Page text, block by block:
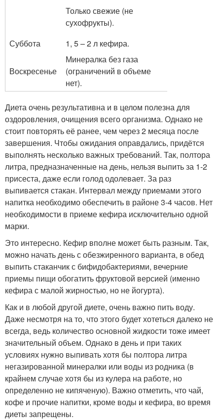
Только свежие (не
сухофрукты).
Суббота
1, 5 – 2 л кефира.
Воскресенье
Минералка без газа
(ограничений в объеме
нет).
Диета очень результативна и в целом полезна для
оздоровления, очищения всего организма. Однако не
стоит повторять её ранее, чем через 2 месяца после
завершения. Чтобы ожидания оправдались, придётся
выполнять несколько важных требований. Так, полтора
литра, предназначенные на день, нельзя выпить за 1-2
присеста, даже если голод одолевает. За раз
выпивается стакан. Интервал между приемами этого
напитка необходимо обеспечить в районе 3-4 часов. Нет
необходимости в приеме кефира исключительно одной
марки.
Это интересно. Кефир вполне может быть разным. Так,
можно начать день с обезжиренного варианта, в обед
выпить стаканчик с бифидобактериями, вечерние
приемы пищи обогатить фруктовой версией (именно
кефира с малой жирностью, но не йогурта).
Как и в любой другой диете, очень важно пить воду.
Даже несмотря на то, что этого будет хотеться далеко не
всегда, ведь количество основной жидкости тоже имеет
значительный объем. Однако в день и при таких
условиях нужно выпивать хотя бы полтора литра
негазированной минералки или воды из родника (в
крайнем случае хотя бы из кулера на работе, но
определенно не кипяченую). Важно отметить, что чай,
кофе и прочие напитки, кроме воды и кефира, во время
диеты запрещены.